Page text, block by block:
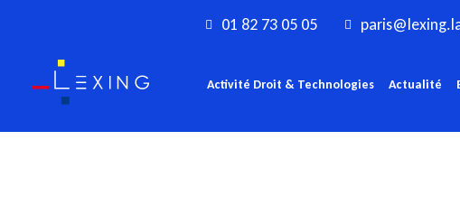
contenu
01 82 73 05 05
Activité Droit & Technologies Actualité